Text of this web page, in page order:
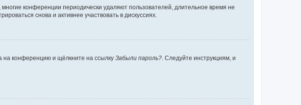
конференции периодически удаляют пользователей, длительное время не
снова и активнее участвовать в дискуссиях.
на конференцию и щёлкните на ссылку Забыли пароль?. Следуйте инструкциям, и